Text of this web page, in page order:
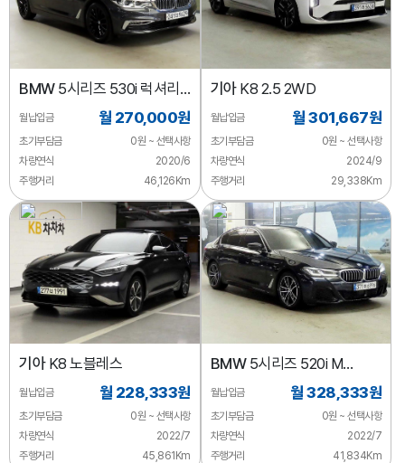
BMW5시리즈 530i 럭셔리
플러스
월납입금 월 270,000원
초기부담금
0원 ~ 선택사항
차량연식
2020/6
주행거리
46,126Km
기아K8 2.5 2WD
월납입금 월 301,667원
초기부담금
0원 ~ 선택사항
차량연식
2024/9
주행거리
29,338Km
기아K8 노블레스
월납입금 월 228,333원
초기부담금
0원 ~ 선택사항
차량연식
2022/7
주행거리
45,861Km
BMW5시리즈 520i M
스포츠
월납입금 월 328,333원
초기부담금
0원 ~ 선택사항
차량연식
2022/7
주행거리
41,834Km